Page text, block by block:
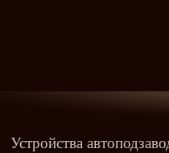
Устройства